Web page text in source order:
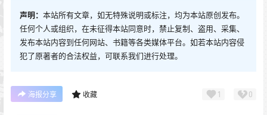
声明： 本站所有文章，如无特殊说明或标注，均为本站原创发布。
任何个人或组织，在未征得本站同意时，禁止复制、盗用、采集、
发布本站内容到任何网站、书籍等各类媒体平台。如若本站内容侵
犯了原著者的合法权益，可联系我们进行处理。
海报分享 收藏 1 0